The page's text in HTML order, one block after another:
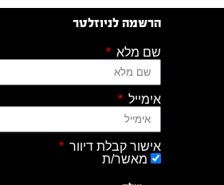
הרשמה לניוזלטר
שם מלא
אימייל
אישור קבלת דיוור
מאשר/ת